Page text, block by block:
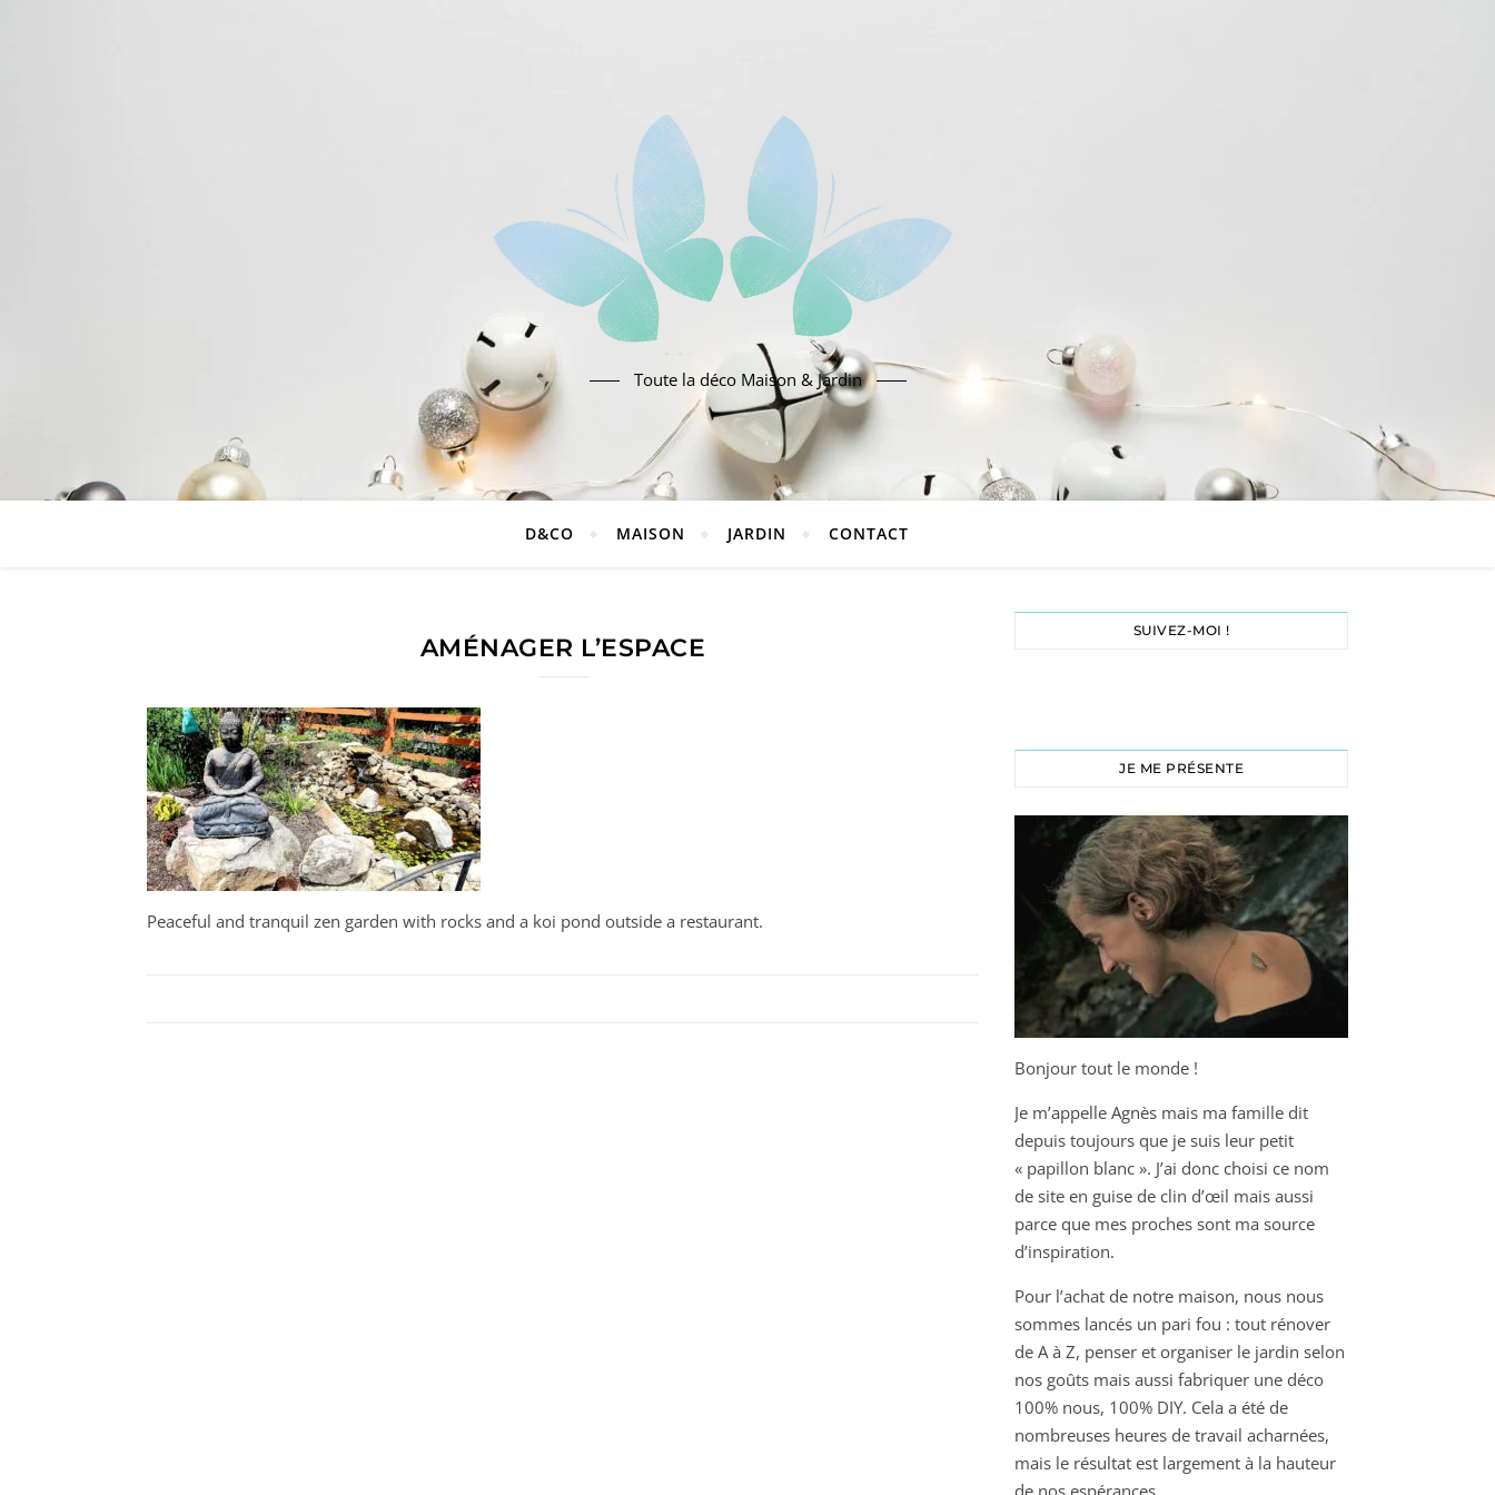
Toute la déco Maison & Jardin
D&CO MAISON JARDIN CONTACT
AMÉNAGER L’ESPACE
Peaceful and tranquil zen garden with rocks and a koi pond outside a restaurant.
SUIVEZ-MOI !
JE ME PRÉSENTE
Bonjour tout le monde !
Je m’appelle Agnès mais ma famille dit
depuis toujours que je suis leur petit
« papillon blanc ». J’ai donc choisi ce nom
de site en guise de clin d’œil mais aussi
parce que mes proches sont ma source
d’inspiration.
Pour l’achat de notre maison, nous nous
sommes lancés un pari fou : tout rénover
de A à Z, penser et organiser le jardin selon
nos goûts mais aussi fabriquer une déco
100% nous, 100% DIY. Cela a été de
nombreuses heures de travail acharnées,
mais le résultat est largement à la hauteur
de nos espérances.